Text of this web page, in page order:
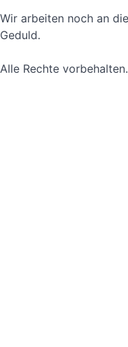
Wir arbeiten noch an
Geduld.
Alle Rechte vorbehalten.